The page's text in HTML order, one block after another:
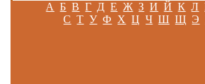
А Б В Г Д Е Ж З И Й К Л
С Т У Ф Х Ц Ч Ш Щ Э